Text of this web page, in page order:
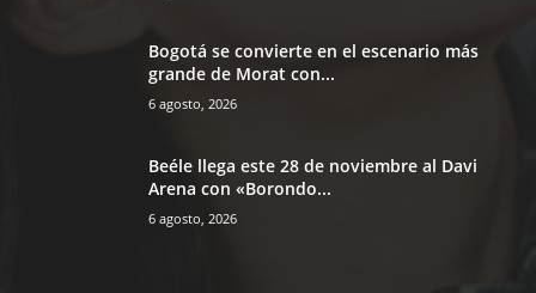
Bogotá se convierte en el escenario más
grande de Morat con...
6 agosto, 2026
Beéle llega este 28 de noviembre al Davi
Arena con «Borondo...
6 agosto, 2026